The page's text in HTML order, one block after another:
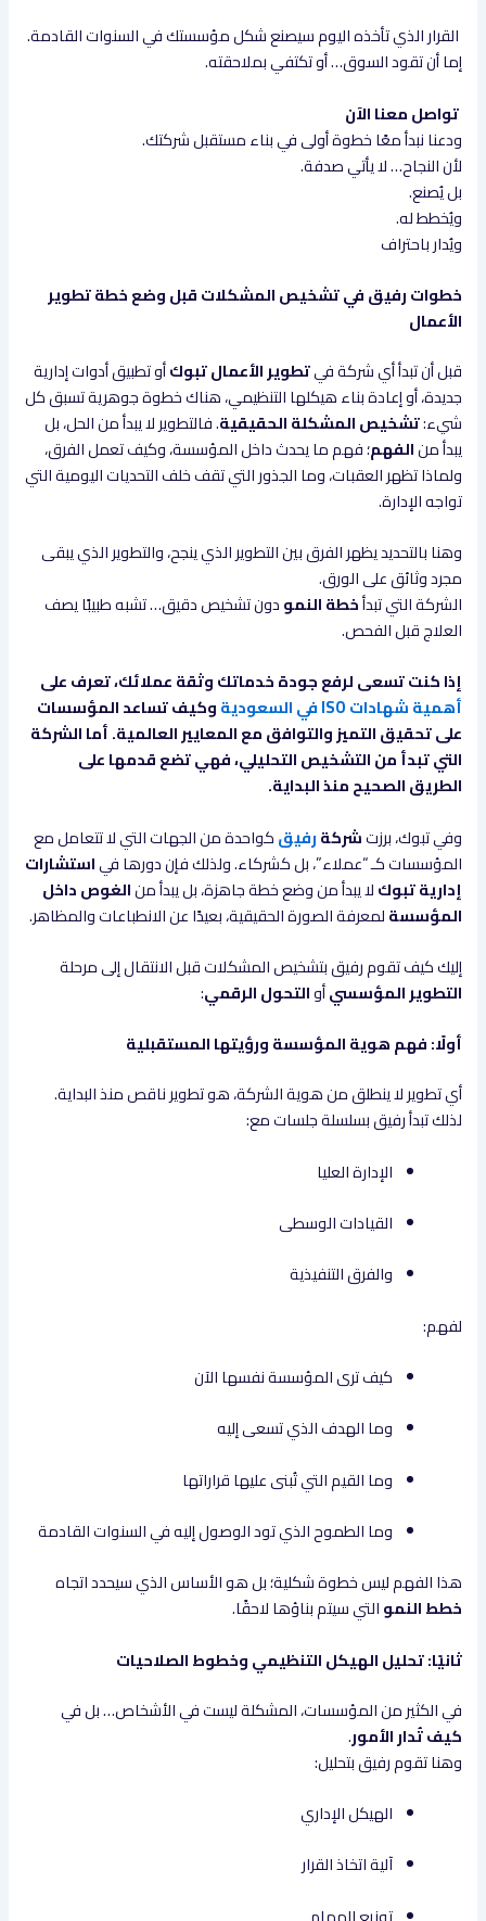
القرار الذي تأخذه اليوم سيصنع شكل مؤسستك في السنوات القادمة.
إما أن تقود السوق… أو تكتفي بملاحقته.
تواصل معنا الآن
ودعنا نبدأ معًا خطوة أولى في بناء مستقبل شركتك.
لأن النجاح… لا يأتي صدفة.
بل يُصنع.
ويُخطط له.
ويُدار باحتراف
خطوات رفيق في تشخيص المشكلات قبل وضع خطة تطوير
الأعمال
قبل أن تبدأ أي شركة فيتطوير الأعمال تبوكأو تطبيق أدوات إدارية
جديدة، أو إعادة بناء هيكلها التنظيمي، هناك خطوة جوهرية تسبق كل
شيء:تشخيص المشكلة الحقيقية. فالتطوير لا يبدأ من الحل، بل
يبدأ منالفهم؛ فهم ما يحدث داخل المؤسسة، وكيف تعمل الفرق،
ولماذا تظهر العقبات، وما الجذور التي تقف خلف التحديات اليومية التي
تواجه الإدارة.
وهنا بالتحديد يظهر الفرق بين التطوير الذي ينجح، والتطوير الذي يبقى
مجرد وثائق على الورق.
الشركة التي تبدأخطة النمودون تشخيص دقيق… تشبه طبيبًا يصف
العلاج قبل الفحص.
إذا كنت تسعى لرفع جودة خدماتك وثقة عملائك، تعرف على
أهمية شهادات ISO في السعودية
وكيف تساعد المؤسسات
على تحقيق التميز والتوافق مع المعايير العالمية. أما الشركة
التي تبدأ من التشخيص التحليلي، فهي تضع قدمها على
الطريق الصحيح منذ البداية.
وفي تبوك، برزتشركةرفيقكواحدة من الجهات التي لا تتعامل مع
المؤسسات كـ “عملاء”، بل كشركاء. ولذلك فإن دورها فياستشارات
إدارية تبوكلا يبدأ من وضع خطة جاهزة، بل يبدأ منالغوص داخل
المؤسسةلمعرفة الصورة الحقيقية، بعيدًا عن الانطباعات والمظاهر.
إليك كيف تقوم رفيق بتشخيص المشكلات قبل الانتقال إلى مرحلة
التطوير المؤسسيأوالتحول الرقمي:
أولًا: فهم هوية المؤسسة ورؤيتها المستقبلية
أي تطوير لا ينطلق من هوية الشركة، هو تطوير ناقص منذ البداية.
لذلك تبدأ رفيق بسلسلة جلسات مع:
الإدارة العليا
القيادات الوسطى
والفرق التنفيذية
لفهم:
كيف ترى المؤسسة نفسها الآن
وما الهدف الذي تسعى إليه
وما القيم التي تُبنى عليها قراراتها
وما الطموح الذي تود الوصول إليه في السنوات القادمة
هذا الفهم ليس خطوة شكلية؛ بل هو الأساس الذي سيحدد اتجاه
خطط النموالتي سيتم بناؤها لاحقًا.
ثانيًا: تحليل الهيكل التنظيمي وخطوط الصلاحيات
في الكثير من المؤسسات، المشكلة ليست في الأشخاص… بل في
كيف تُدار الأمور.
وهنا تقوم رفيق بتحليل:
الهيكل الإداري
آلية اتخاذ القرار